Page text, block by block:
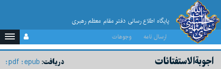
پایگاه اطلاع رسانی دفتر مقام معظم رهبری
ارسال نامه
وجوهات
دریافت: epub
pdf اجوبة‌الاستفتائات